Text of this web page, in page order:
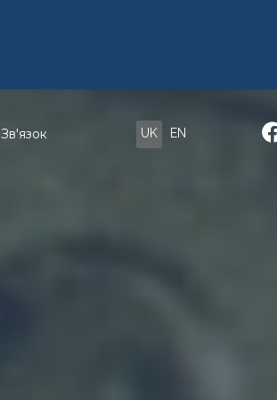
Зв'язок UK EN